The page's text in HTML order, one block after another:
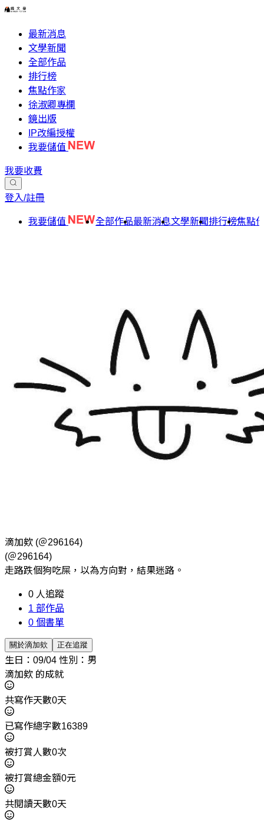
最新消息
文學新聞
全部作品
排行榜
焦點作家
徐淑卿專欄
鏡出版
IP改編授權
我要儲值
我要收費
登入/註冊
我要儲值 全部作品最新消息文學新聞排行榜焦點
滴加欸 (＠296164)
(＠296164)
走路跌個狗吃屎，以為方向對，結果迷路。
0 人追蹤
1 部作品
0 個書單
關於滴加欸 正在追蹤
生日：09/04 性別：男
滴加欸 的成就
共寫作天數0天
已寫作總字數16389
被打賞人數0次
被打賞總金額0元
共閱讀天數0天